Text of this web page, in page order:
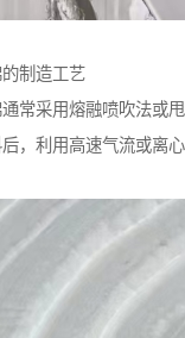
制造工艺
常采用熔融喷吹法或
，利用高速气流或离